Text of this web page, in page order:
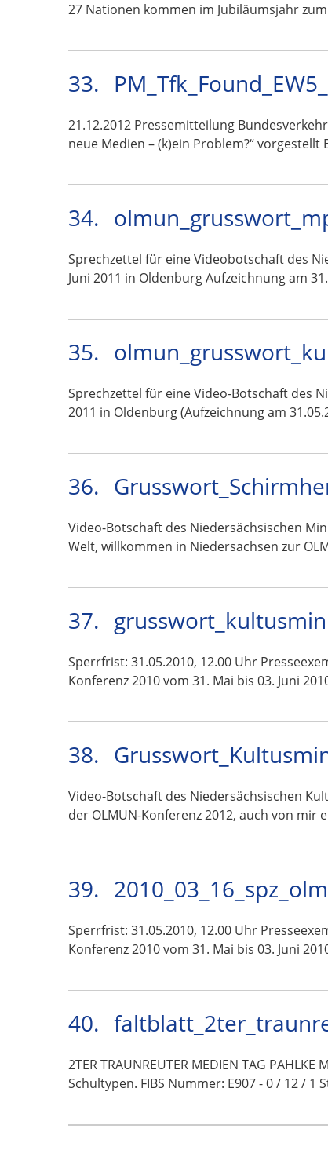
27 Nationen kommen im Jubiläumsjahr
33.
21.12.2012 Pressemitteilung
neue Medien – (k)ein Problem?“ vorgestellt
34.
Sprechzettel für eine Videobotschaft des
Juni 2011 in Oldenburg Aufzeichnung am
35.
Sprechzettel für eine Video-Botschaft des
2011 in Oldenburg (Aufzeichnung am
36.
Video-Botschaft des Niedersächsischen
Welt, willkommen in Niedersachsen zur
37.
Sperrfrist: 31.05.2010, 12.00 Uhr
Konferenz 2010 vom 31. Mai bis 03. Juni
38.
Video-Botschaft des Niedersächsischen
der OLMUN-Konferenz 2012, auch von mir
39.
Sperrfrist: 31.05.2010, 12.00 Uhr
Konferenz 2010 vom 31. Mai bis 03. Juni
40.
2TER TRAUNREUTER MEDIEN TAG
Schultypen. FIBS Nummer: E907 - 0 / 12 / 1